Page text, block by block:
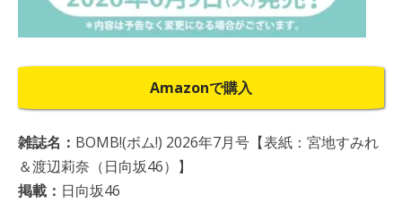
Amazonで購入
雑誌名： BOMB!(ボム!) 2026年7月号【表紙：宮地すみれ
＆渡辺莉奈（日向坂46）】
掲載： 日向坂46